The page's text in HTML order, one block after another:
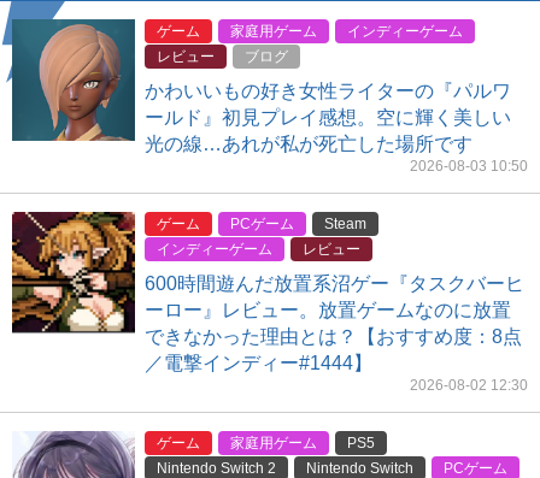
ゲーム 家庭用ゲーム
インディーゲーム
レビュー
ブログ
かわいいもの好き女性ライターの『パルワ
ールド』初見プレイ感想。空に輝く美しい
光の線…あれが私が死亡した場所です
2026-08-03 10:50
ゲーム PCゲーム
Steam
インディーゲーム
レビュー
600時間遊んだ放置系沼ゲー『タスクバーヒ
ーロー』レビュー。放置ゲームなのに放置
できなかった理由とは？【おすすめ度：8点
／電撃インディー#1444】
2026-08-02 12:30
ゲーム 家庭用ゲーム
PS5
Nintendo Switch 2
Nintendo Switch
PCゲーム